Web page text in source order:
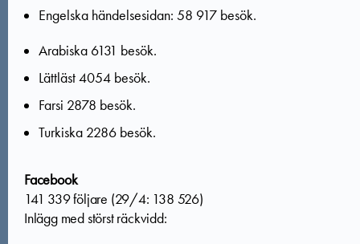
Engelska händelsesidan: 58 917 besök.
Arabiska 6131 besök.
Lättläst 4054 besök.
Farsi 2878 besök.
Turkiska 2286 besök.
Facebook
141 339 följare (29/4: 138 526)
Inlägg med störst räckvidd: